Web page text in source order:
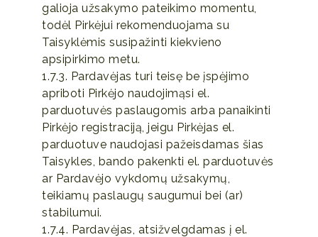
galioja užsakymo pateikimo momentu,
todėl Pirkėjui rekomenduojama su
Taisyklėmis susipažinti kiekvieno
apsipirkimo metu.
1.7.3. Pardavėjas turi teisę be įspėjimo
apriboti Pirkėjo naudojimąsi el.
parduotuvės paslaugomis arba panaikinti
Pirkėjo registraciją, jeigu Pirkėjas el.
parduotuve naudojasi pažeisdamas šias
Taisykles, bando pakenkti el. parduotuvės
ar Pardavėjo vykdomų užsakymų,
teikiamų paslaugų saugumui bei (ar)
stabilumui.
1.7.4. Pardavėjas, atsižvelgdamas į el.